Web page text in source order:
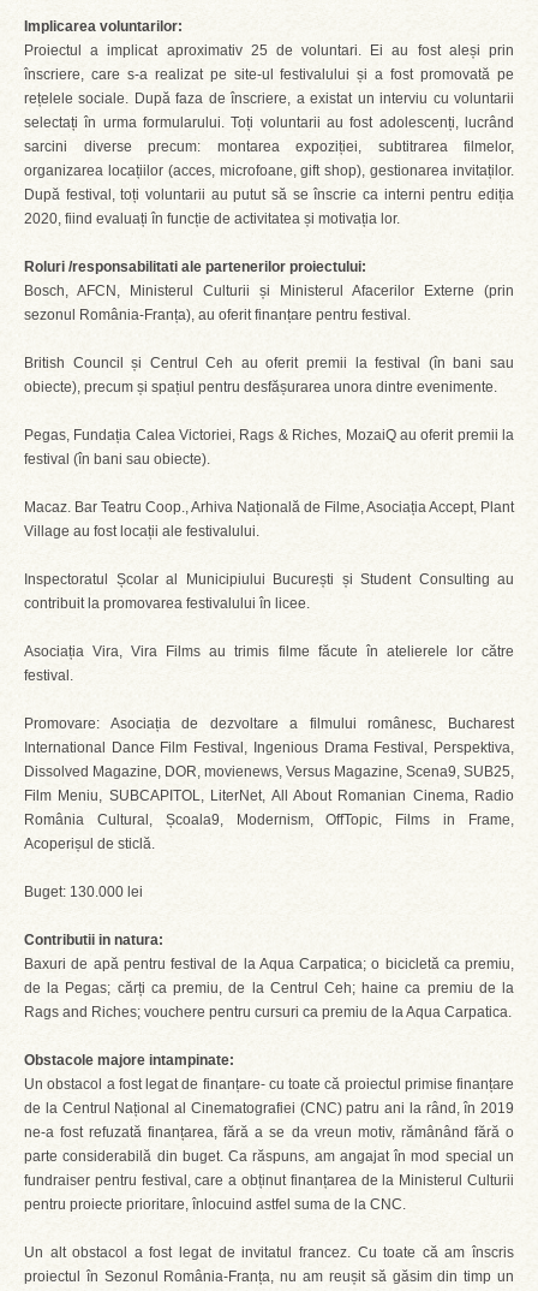
Implicarea voluntarilor:
Proiectul a implicat aproximativ 25 de voluntari. Ei au fost aleși prin
înscriere, care s-a realizat pe site-ul festivalului și a fost promovată pe
rețelele sociale. După faza de înscriere, a existat un interviu cu voluntarii
selectați în urma formularului. Toți voluntarii au fost adolescenți, lucrând
sarcini diverse precum: montarea expoziției, subtitrarea filmelor,
organizarea locațiilor (acces, microfoane, gift shop), gestionarea invitaților.
După festival, toți voluntarii au putut să se înscrie ca interni pentru ediția
2020, fiind evaluați în funcție de activitatea și motivația lor.
Roluri /responsabilitati ale partenerilor proiectului:
Bosch, AFCN, Ministerul Culturii și Ministerul Afacerilor Externe (prin
sezonul România-Franța), au oferit finanțare pentru festival.
British Council și Centrul Ceh au oferit premii la festival (în bani sau
obiecte), precum și spațiul pentru desfășurarea unora dintre evenimente.
Pegas, Fundația Calea Victoriei, Rags & Riches, MozaiQ au oferit premii la
festival (în bani sau obiecte).
Macaz. Bar Teatru Coop., Arhiva Națională de Filme, Asociația Accept, Plant
Village au fost locații ale festivalului.
Inspectoratul Școlar al Municipiului București și Student Consulting au
contribuit la promovarea festivalului în licee.
Asociația Vira, Vira Films au trimis filme făcute în atelierele lor către
festival.
Promovare: Asociația de dezvoltare a filmului românesc, Bucharest
International Dance Film Festival, Ingenious Drama Festival, Perspektiva,
Dissolved Magazine, DOR, movienews, Versus Magazine, Scena9, SUB25,
Film Meniu, SUBCAPITOL, LiterNet, All About Romanian Cinema, Radio
România Cultural, Școala9, Modernism, OffTopic, Films in Frame,
Acoperișul de sticlă.
Buget: 130.000 lei
Contributii in natura:
Baxuri de apă pentru festival de la Aqua Carpatica; o bicicletă ca premiu,
de la Pegas; cărți ca premiu, de la Centrul Ceh; haine ca premiu de la
Rags and Riches; vouchere pentru cursuri ca premiu de la Aqua Carpatica.
Obstacole majore intampinate:
Un obstacol a fost legat de finanțare- cu toate că proiectul primise finanțare
de la Centrul Național al Cinematografiei (CNC) patru ani la rând, în 2019
ne-a fost refuzată finanțarea, fără a se da vreun motiv, rămânând fără o
parte considerabilă din buget. Ca răspuns, am angajat în mod special un
fundraiser pentru festival, care a obținut finanțarea de la Ministerul Culturii
pentru proiecte prioritare, înlocuind astfel suma de la CNC.
Un alt obstacol a fost legat de invitatul francez. Cu toate că am înscris
proiectul în Sezonul România-Franța, nu am reușit să găsim din timp un